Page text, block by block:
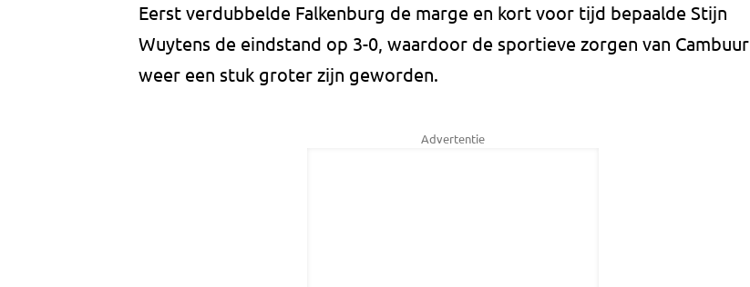
Eerst verdubbelde Falkenburg de marge en kort voor tijd bepaalde Stijn
Wuytens de eindstand op 3-0, waardoor de sportieve zorgen van Cambuur
weer een stuk groter zijn geworden.
Advertentie